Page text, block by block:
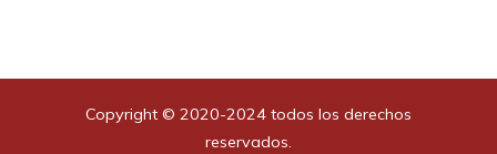
Copyright © 2020-2024 todos los derechos
reservados.